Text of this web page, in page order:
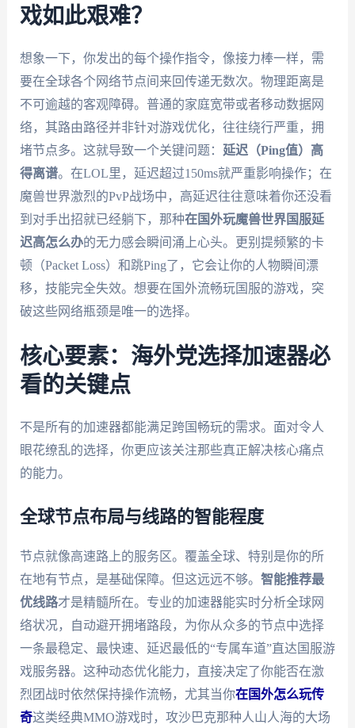
戏如此艰难？
想象一下，你发出的每个操作指令，像接力棒一样，需
要在全球各个网络节点间来回传递无数次。物理距离是
不可逾越的客观障碍。普通的家庭宽带或者移动数据网
络，其路由路径并非针对游戏优化，往往绕行严重，拥
堵节点多。这就导致一个关键问题： 延迟（Ping值）高
得离谱。在LOL里，延迟超过150ms就严重影响操作；在
魔兽世界激烈的PvP战场中，高延迟往往意味着你还没看
到对手出招就已经躺下，那种在国外玩魔兽世界国服延
迟高怎么办的无力感会瞬间涌上心头。更别提频繁的卡
顿（Packet Loss）和跳Ping了，它会让你的人物瞬间漂
移，技能完全失效。想要在国外流畅玩国服的游戏，突
破这些网络瓶颈是唯一的选择。
核心要素：海外党选择加速器必
看的关键点
不是所有的加速器都能满足跨国畅玩的需求。面对令人
眼花缭乱的选择，你更应该关注那些真正解决核心痛点
的能力。
全球节点布局与线路的智能程度
节点就像高速路上的服务区。覆盖全球、特别是你的所
在地有节点，是基础保障。但这远远不够。 智能推荐最
优线路才是精髓所在。专业的加速器能实时分析全球网
络状况，自动避开拥堵路段，为你从众多的节点中选择
一条最稳定、最快速、延迟最低的“专属车道”直达国服游
戏服务器。这种动态优化能力，直接决定了你能否在激
烈团战时依然保持操作流畅，尤其当你在国外怎么玩传
奇这类经典MMO游戏时，攻沙巴克那种人山人海的大场